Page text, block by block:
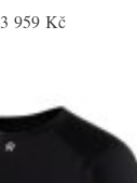
3 959 Kč